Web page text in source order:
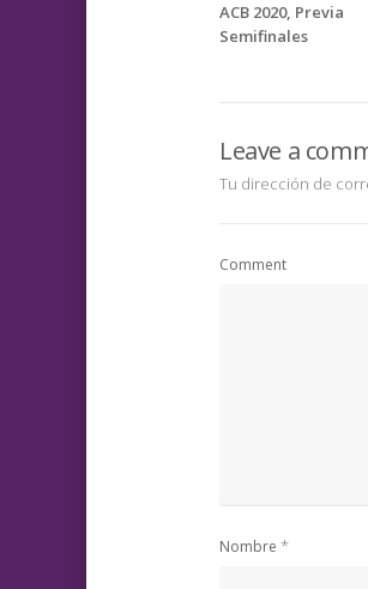
ACB 2020, Previa
Semifinales
Leave a
Tu dirección de
Comment
Nombre *